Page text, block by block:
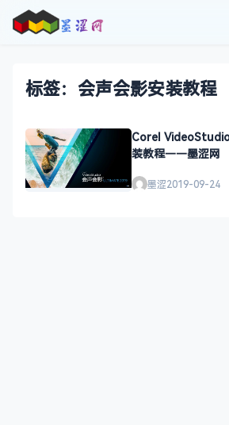
标签：会声会影安装教程
Corel
装教程——墨涩网
墨涩2019-09-24